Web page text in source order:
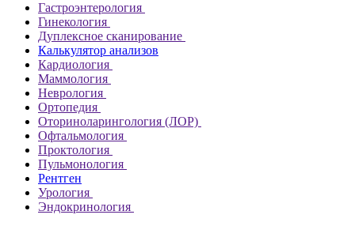
Гастроэнтерология
Гинекология
Дуплексное сканирование
Калькулятор анализов
Кардиология
Маммология
Неврология
Ортопедия
Оториноларингология (ЛОР)
Офтальмология
Проктология
Пульмонология
Рентген
Урология
Эндокринология